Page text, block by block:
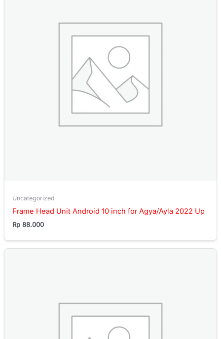
Uncategorized
Frame Head Unit Android 10 inch for Agya/Ayla 2022 Up
Rp 88.000